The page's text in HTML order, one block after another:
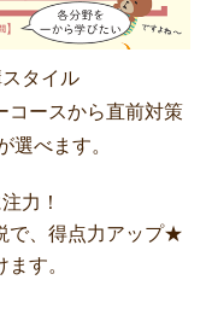
タイル
コースから直前対策
選べます。
力！
で、得点力アップ★
す。